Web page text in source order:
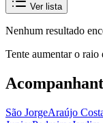
Ver lista
Nenhum resultado
Tente aumentar o
São JorgeAraújo